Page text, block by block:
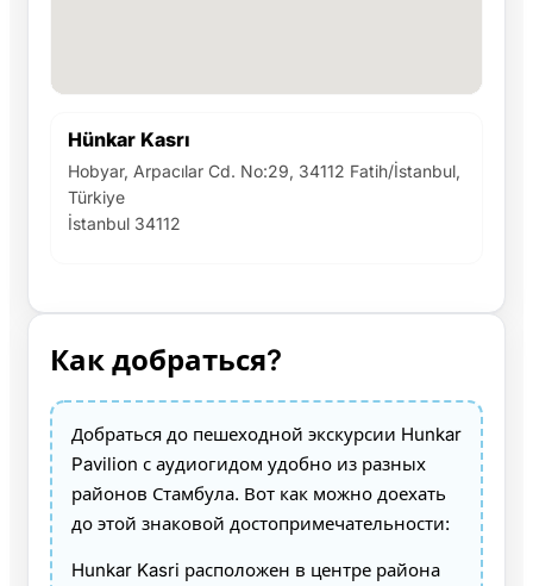
Hünkar Kasrı
Hobyar, Arpacılar Cd. No:29, 34112 Fatih/İstanbul,
Türkiye
İstanbul 34112
Как добраться?
Добраться до пешеходной экскурсии Hunkar
Pavilion с аудиогидом удобно из разных
районов Стамбула. Вот как можно доехать
до этой знаковой достопримечательности:
Hunkar Kasri расположен в центре района